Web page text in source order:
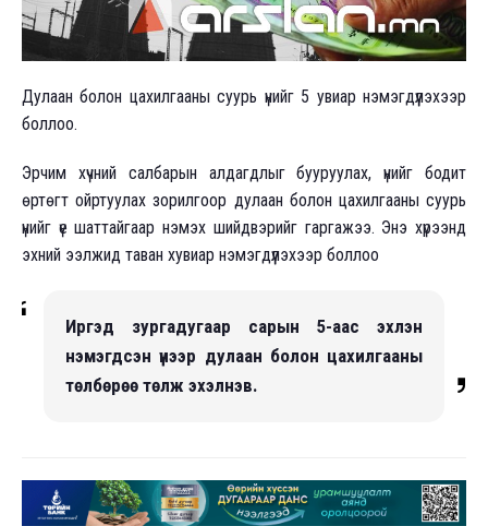
Дулаан болон цахилгааны суурь үнийг 5 увиар нэмэгдүүлэхээр
боллоо.
Эрчим хүчний салбарын алдагдлыг бууруулах, үнийг бодит
өртөгт ойртуулах зорилгоор дулаан болон цахилгааны суурь
үнийг үе шаттайгаар нэмэх шийдвэрийг гаргажээ. Энэ хүрээнд
эхний ээлжид таван хувиар нэмэгдүүлэхээр боллоо
Иргэд зургадугаар сарын 5-аас эхлэн
нэмэгдсэн үнээр дулаан болон цахилгааны
төлбөрөө төлж эхэлнэв.